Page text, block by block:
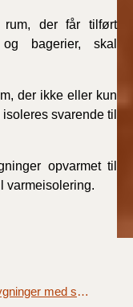
rum, der får tilført
bagerier, skal
der ikke eller kun
svarende til
opvarmet til
varmeisolering.
Gå til BR-vejledning om rum og bygninger med særlige vilkår